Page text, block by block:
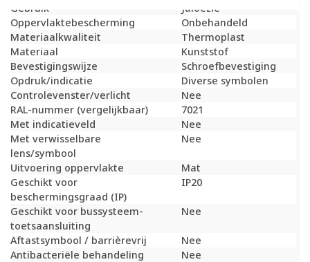
Gebruik
Jaloezie
Oppervlaktebescherming
Onbehandeld
Materiaalkwaliteit
Thermoplast
Materiaal
Kunststof
Bevestigingswijze
Schroefbevestiging
Opdruk/indicatie
Diverse symbolen
Controlevenster/verlicht
Nee
RAL-nummer (vergelijkbaar)
7021
Met indicatieveld
Nee
Met verwisselbare
lens/symbool
Nee
Uitvoering oppervlakte
Mat
Geschikt voor
beschermingsgraad (IP)
IP20
Geschikt voor bussysteem-
toetsaansluiting
Nee
Aftastsymbool / barrièrevrij
Nee
Antibacteriële behandeling
Nee